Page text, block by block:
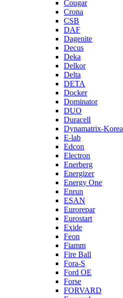
Cougar
Crona
CSB
DAF
Dagenite
Decus
Deka
Delkor
Delta
DETA
Docker
Dominator
DUO
Duracell
Dynamatrix-Korea
E-lab
Edcon
Electron
Enerberg
Energizer
Energy One
Enrun
ESAN
Eurorepar
Eurostart
Exide
Feon
Fiamm
Fire Ball
Fora-S
Ford OE
Forse
FORVARD